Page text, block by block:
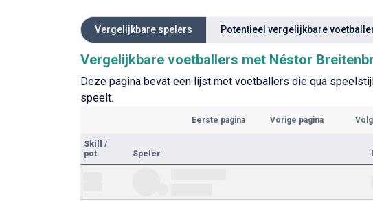
Vergelijkbare spelers Potentieel vergelijkbare
Vergelijkbare voetballers met Néstor
Deze pagina bevat een lijst met voetballers die qua
speelt.
Eerste pagina Vorige pagina
Skill
/
pot
Speler